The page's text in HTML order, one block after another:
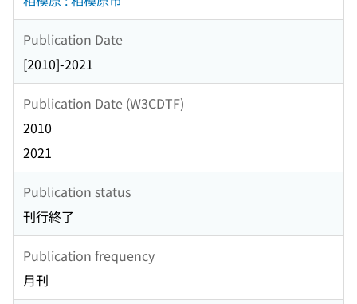
Publication Date
[2010]-2021
Publication Date (W3CDTF)
2010
2021
Publication status
刊行終了
Publication frequency
月刊